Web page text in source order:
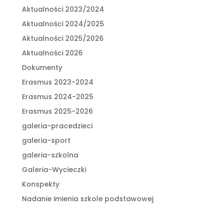
Aktualności 2023/2024
Aktualności 2024/2025
Aktualności 2025/2026
Aktualności 2026
Dokumenty
Erasmus 2023-2024
Erasmus 2024-2025
Erasmus 2025-2026
galeria-pracedzieci
galeria-sport
galeria-szkolna
Galeria-Wycieczki
Konspekty
Nadanie imienia szkole podstawowej